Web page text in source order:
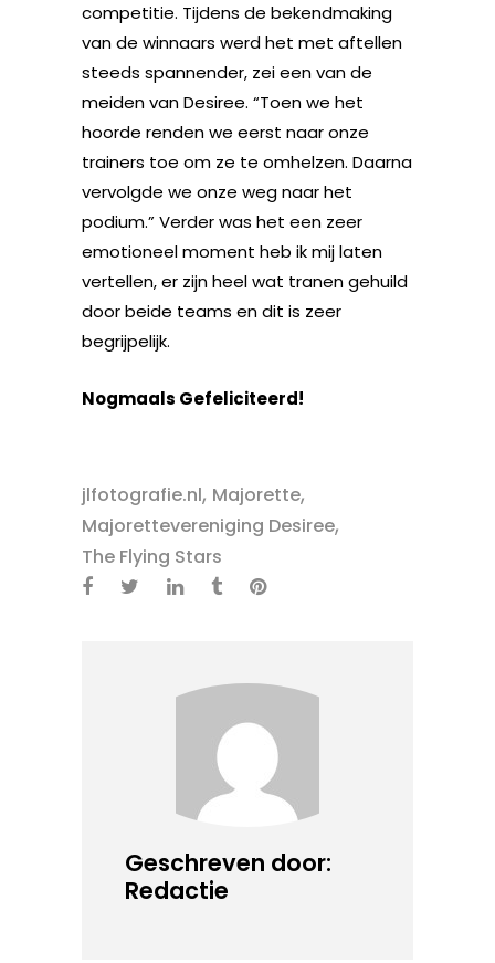
competitie. Tijdens de bekendmaking
van de winnaars werd het met aftellen
steeds spannender, zei een van de
meiden van Desiree. “Toen we het
hoorde renden we eerst naar onze
trainers toe om ze te omhelzen. Daarna
vervolgde we onze weg naar het
podium.” Verder was het een zeer
emotioneel moment heb ik mij laten
vertellen, er zijn heel wat tranen gehuild
door beide teams en dit is zeer
begrijpelijk.
Nogmaals Gefeliciteerd!
jlfotografie.nl, Majorette,
Majorettevereniging Desiree,
The Flying Stars
Geschreven door:
Redactie